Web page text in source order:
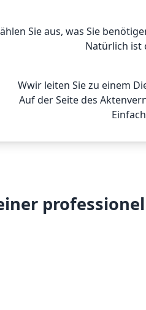
Sie aus, was Sie
Natürlich ist
Wwir leiten Sie zu einem
Auf der Seite des